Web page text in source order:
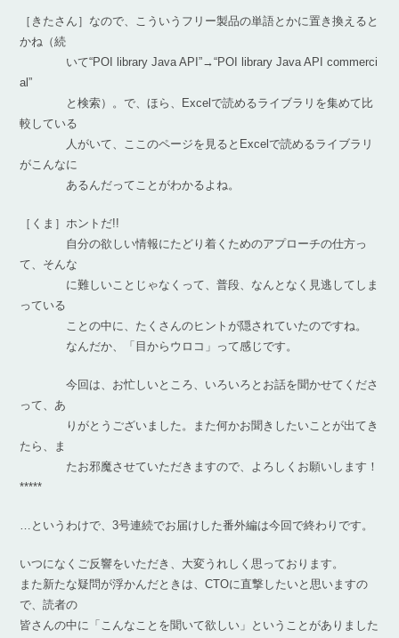
［きたさん］なので、こういうフリー製品の単語とかに置き換えると
かね（続
いて“POI library Java API”→“POI library Java API commerci
al”
と検索）。で、ほら、Excelで読めるライブラリを集めて比
較している
人がいて、ここのページを見るとExcelで読めるライブラリ
がこんなに
あるんだってことがわかるよね。
［くま］ホントだ!!
自分の欲しい情報にたどり着くためのアプローチの仕方っ
て、そんな
に難しいことじゃなくって、普段、なんとなく見逃してしま
っている
ことの中に、たくさんのヒントが隠されていたのですね。
なんだか、「目からウロコ」って感じです。
今回は、お忙しいところ、いろいろとお話を聞かせてくださ
って、あ
りがとうございました。また何かお聞きしたいことが出てき
たら、ま
たお邪魔させていただきますので、よろしくお願いします！
*****
…というわけで、3号連続でお届けした番外編は今回で終わりです。
いつになくご反響をいただき、大変うれしく思っております。
また新たな疑問が浮かんだときは、CTOに直撃したいと思いますの
で、読者の
皆さんの中に「こんなことを聞いて欲しい」ということがありました